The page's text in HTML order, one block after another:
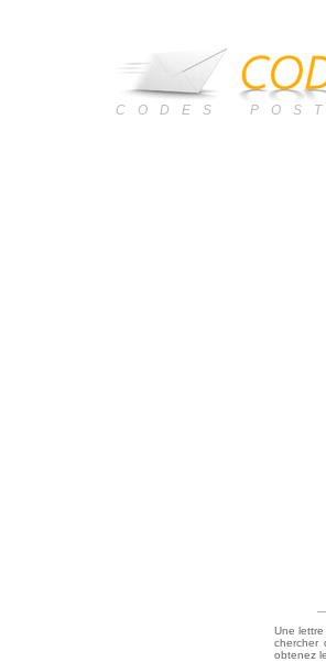
CODES
Une
chercher
obtenez